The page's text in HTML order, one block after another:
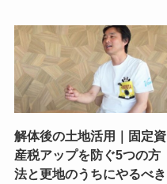
解体後の土地活用｜固定資
産税アップを防ぐ5つの方
法と更地のうちにやるべき